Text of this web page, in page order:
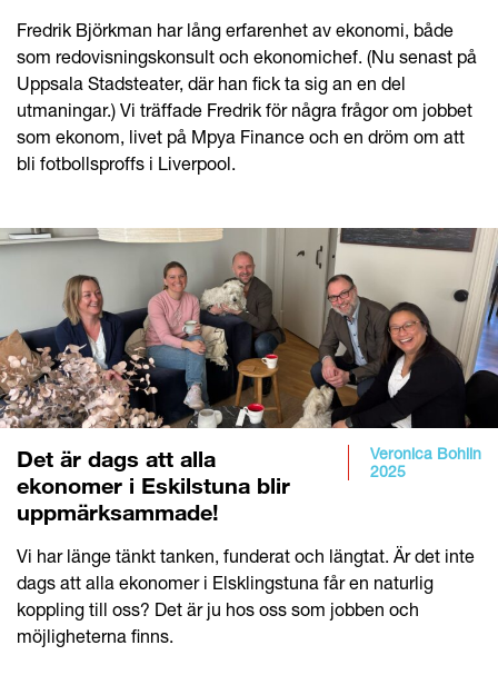
Fredrik Björkman har lång erfarenhet av ekonomi, både
som redovisningskonsult och ekonomichef. (Nu senast på
Uppsala Stadsteater, där han fick ta sig an en del
utmaningar.) Vi träffade Fredrik för några frågor om jobbet
som ekonom, livet på Mpya Finance och en dröm om att
bli fotbollsproffs i Liverpool.
Veronica Bohlin
2025
Det är dags att alla
ekonomer i Eskilstuna blir
uppmärksammade!
Vi har länge tänkt tanken, funderat och längtat. Är det inte
dags att alla ekonomer i Elsklingstuna får en naturlig
koppling till oss? Det är ju hos oss som jobben och
möjligheterna finns.